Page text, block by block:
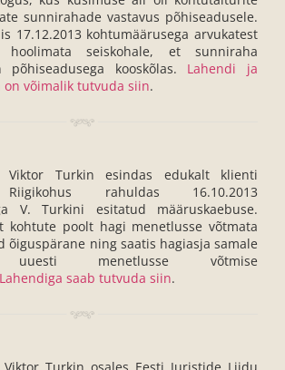
sunnirahade vastavus põhiseadusele.
17.12.2013 kohtumäärusega arvukatest
hoolimata seiskohale, et sunniraha
kooskõlas. Lahendi ja
on võimalik tutvuda siin.
Viktor Turkin esindas edukalt klienti
rahuldas 16.10.2013
V. Turkini esitatud määruskaebuse.
kohtute poolt hagi menetlusse võtmata
õiguspärane ning saatis hagiasja samale
uuesti menetlusse võtmise
Lahendiga saab tutvuda siin.